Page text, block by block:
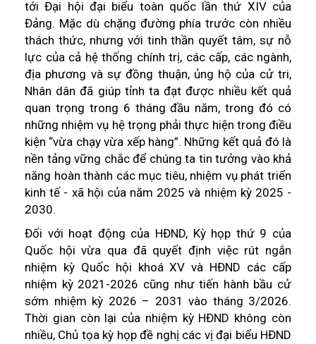
tới Đại hội đại biểu toàn quốc lần thứ XIV của
Đảng. Mặc dù chặng đường phía trước còn nhiều
thách thức, nhưng với tinh thần quyết tâm, sự nỗ
lực của cả hệ thống chính trị, các cấp, các ngành,
địa phương và sự đồng thuận, ủng hộ của cử tri,
Nhân dân đã giúp tỉnh ta đạt được nhiều kết quả
quan trọng trong 6 tháng đầu năm, trong đó có
những nhiệm vụ hệ trọng phải thực hiện trong điều
kiện “vừa chạy vừa xếp hàng”. Những kết quả đó là
nền tảng vững chắc để chúng ta tin tưởng vào khả
năng hoàn thành các mục tiêu, nhiệm vụ phát triển
kinh tế - xã hội của năm 2025 và nhiệm kỳ 2025 -
2030.
Đối với hoạt động của HĐND, Kỳ họp thứ 9 của
Quốc hội vừa qua đã quyết định việc rút ngắn
nhiệm kỳ Quốc hội khoá XV và HĐND các cấp
nhiệm kỳ 2021-2026 cũng như tiến hành bầu cử
sớm nhiệm kỳ 2026 – 2031 vào tháng 3/2026.
Thời gian còn lại của nhiệm kỳ HĐND không còn
nhiều, Chủ tọa kỳ họp đề nghị các vị đại biểu HĐND